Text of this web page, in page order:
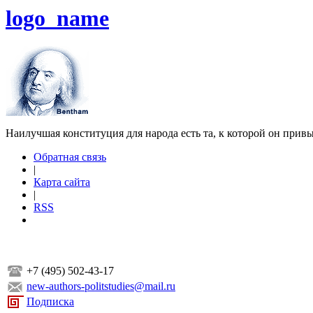
logo_name
Наилучшая конституция для народа есть та, к которой он
Обратная связь
|
Карта сайта
|
RSS
+7 (495) 502-43-17
new-authors-politstudies@mail.ru
Подписка